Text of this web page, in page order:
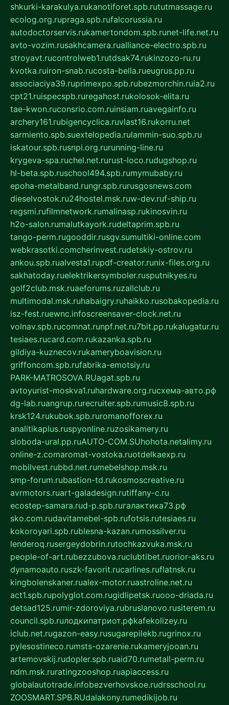
shkurki-karakulya.rukanotiforet.spb.rututmassage.ru
ecolog.org.rupraga.spb.rufalcorussia.ru
autodoctorservis.rukamertondom.spb.runet-life.net.ru
avto-vozim.rusakhcamera.rualliance-electro.spb.ru
stroyavt.rucontrolweb1.rutdsak74.rukinzozo-ru.ru
kvotka.ruiron-snab.rucosta-bella.rueugrus.pp.ru
associaciya39.ruprimexpo.spb.rubezmorchin.ruia2.ru
cpt21.ruispecspb.ruregahost.rukolosok-elita.ru
tae-kwon.ruconsrio.com.ruinsiam.ruavegainfo.ru
archery161.rubigencyclica.ruvlast16.rukorru.net
sarmiento.spb.suextelopedia.rulammin-suo.spb.ru
iskatour.spb.rusnpi.org.rurunning-line.ru
krygeva-spa.ruchel.net.rurust-loco.rudugshop.ru
hl-beta.spb.ruschool494.spb.rumymubaby.ru
epoha-metalband.rungr.spb.rurusgosnews.com
dieselvostok.ru24hostel.msk.ruw-dev.ruf-ship.ru
regsmi.rufilmnetwork.rumalinasp.rukinosvin.ru
h2o-salon.rumalutkayork.rudeltaprim.spb.ru
tango-perm.rugooddir.rusgv.sumultiki-online.com
webkrasotki.comcherinvest.rudetskiy-ostrov.ru
ankou.spb.rualvesta1.rupdf-creator.runix-files.org.ru
sakhatoday.ruelektrikersymboler.rusputnikyes.ru
golf2club.msk.ruaeforums.ruzallclub.ru
multimodal.msk.ruhabaigry.ruhaikko.rusobakopedia.ru
isz-fest.ruewnc.infoscreensaver-clock.net.ru
volnav.spb.rucomnat.runpf.net.ru7bit.pp.rukalugatur.ru
tesiaes.rucard.com.rukazanka.spb.ru
gildiya-kuznecov.rukameryboavision.ru
griffoncom.spb.rufabrika-emotsiy.ru
PARK-MATROSOVA.RUagat.spb.ru
avtoyurist-moskva1.ruhardware.org.ruсхема-авто.рф
dg-lab.ruangrup.rurecruiter.spb.rumusic8.spb.ru
krsk124.rukubok.spb.ruromanofforex.ru
analitikaplus.ruspyonline.ruzosikamery.ru
sloboda-ural.pp.ruAUTO-COM.SUhohota.netalimy.ru
online-z.comaromat-vostoka.ruotdelkaexp.ru
mobilvest.rubbd.net.rumebelshop.msk.ru
smp-forum.rubastion-td.rukosmoscreative.ru
avrmotors.ruart-galadesign.rutiffany-c.ru
ecostep-samara.rud-p.spb.ruгалактика73.рф
sko.com.rudavitamebel-spb.rufotsis.rutesiaes.ru
kokoroyari.spb.rublesna-kazan.rumossilver.ru
lenderoq.rusergeydobrin.rutochkazvuka.msk.ru
people-of-art.rubezzubova.ruclubtibet.ruorior-aks.ru
dynamoauto.ruszk-favorit.rucarlines.ruflatnsk.ru
kingbolenskaner.rualex-motor.ruastroline.net.ru
act1.spb.rupolyglot.com.rugidlipetsk.ruooo-driada.ru
detsad125.rumir-zdoroviya.rubruslanovo.rusiterem.ru
council.spb.ruлодкипатриот.рфkafekolizey.ru
iclub.net.rugazon-easy.rusugarepilekb.rugrinox.ru
pylesostineco.rumsts-ozarenie.rukameryjooan.ru
artemovskij.rudopler.spb.ruaid70.rumetall-perm.ru
ndm.msk.ruratingzooshop.ruapiaccess.ru
globalautotrade.infobezverhovskoe.rudrsschool.ru
ZOOSMART.SPB.RUdalakony.rumedikijob.ru